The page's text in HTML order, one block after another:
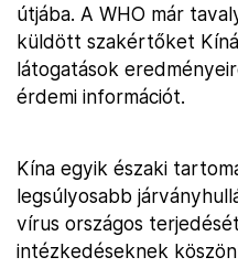
útjába. A WHO már
küldött szakértőket
látogatások
érdemi információt.
Kína egyik északi
legsúlyosabb
vírus országos
intézkedéseknek